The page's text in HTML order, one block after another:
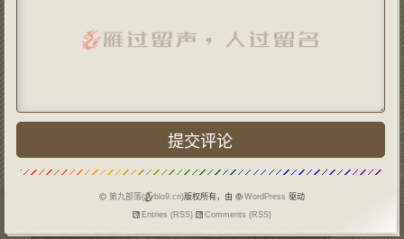
第九部落( blo9.cn)版权所有，由 WordPress 驱动
Entries (RSS)
Comments (RSS)